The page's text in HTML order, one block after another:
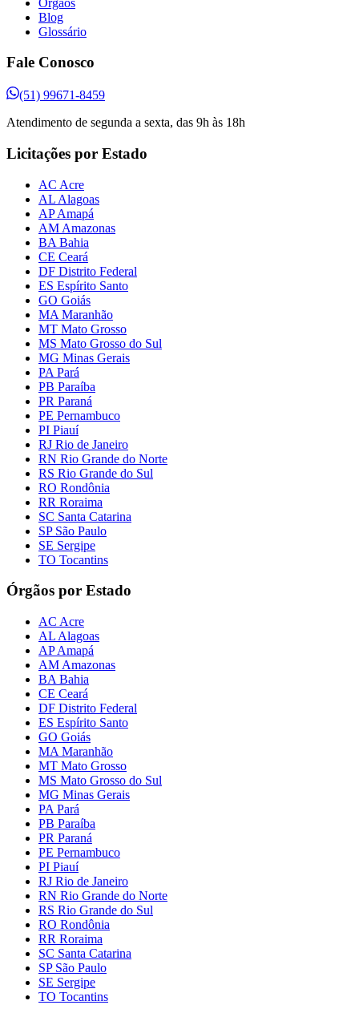
Blog
Glossário
Fale Conosco
(51) 99671-8459
Atendimento de segunda a sexta, das 9h às 18h
Licitações por Estado
AC Acre
AL Alagoas
AP Amapá
AM Amazonas
BA Bahia
CE Ceará
DF Distrito Federal
ES Espírito Santo
GO Goiás
MA Maranhão
MT Mato Grosso
MS Mato Grosso do Sul
MG Minas Gerais
PA Pará
PB Paraíba
PR Paraná
PE Pernambuco
PI Piauí
RJ Rio de Janeiro
RN Rio Grande do Norte
RS Rio Grande do Sul
RO Rondônia
RR Roraima
SC Santa Catarina
SP São Paulo
SE Sergipe
TO Tocantins
Órgãos por Estado
AC Acre
AL Alagoas
AP Amapá
AM Amazonas
BA Bahia
CE Ceará
DF Distrito Federal
ES Espírito Santo
GO Goiás
MA Maranhão
MT Mato Grosso
MS Mato Grosso do Sul
MG Minas Gerais
PA Pará
PB Paraíba
PR Paraná
PE Pernambuco
PI Piauí
RJ Rio de Janeiro
RN Rio Grande do Norte
RS Rio Grande do Sul
RO Rondônia
RR Roraima
SC Santa Catarina
SP São Paulo
SE Sergipe
TO Tocantins